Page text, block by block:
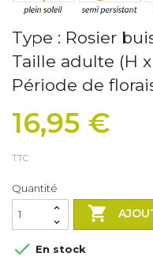
Type : Rosier
Taille adulte (H
Période de
16,95 €
TTC
Quantité

 En stock